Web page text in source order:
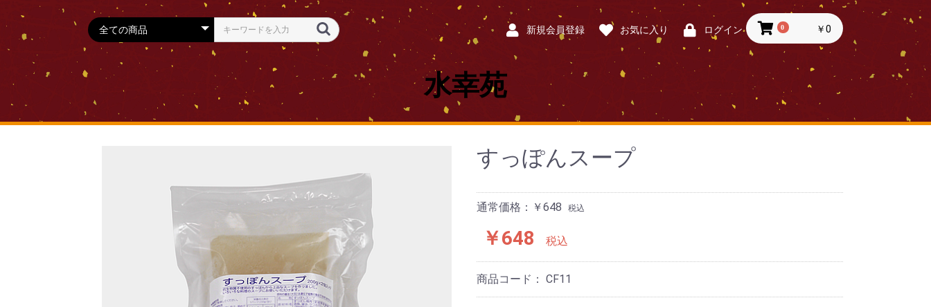
新規会員登録 お気に入り ログイン 0 ￥0
水幸苑
すっぽんスープ
通常価格：￥648 税込
￥648 税込
商品コード： CF11